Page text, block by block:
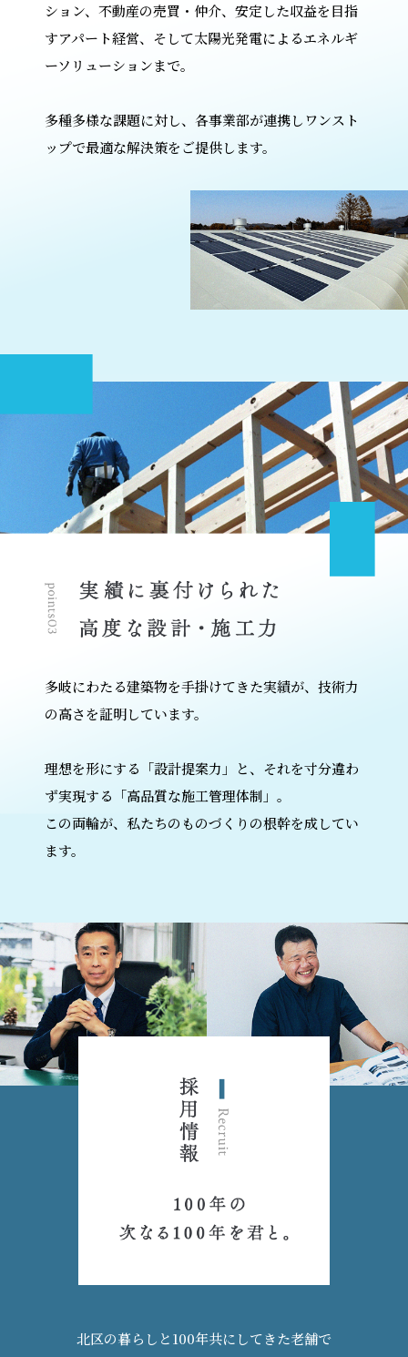
ション、不動産の売買・仲介、安定した収益を目指
すアパート経営、そして太陽光発電によるエネルギ
ーソリューションまで。
多種多様な課題に対し、各事業部が連携しワンスト
ップで最適な解決策をご提供します。
多岐にわたる建築物を手掛けてきた実績が、技術力
の高さを証明しています。
理想を形にする「設計提案力」と、それを寸分違わ
ず実現する「高品質な施工管理体制」。
この両輪が、私たちのものづくりの根幹を成してい
ます。
北区の暮らしと100年共にしてきた老舗で